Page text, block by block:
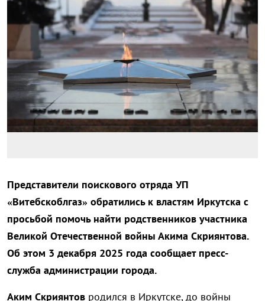
Представители поискового отряда УП
«Витебскоблгаз» обратились к властям Иркутска с
просьбой помочь найти родственников участника
Великой Отечественной войны Акима Скриянтова.
Об этом 3 декабря 2025 года сообщает пресс-
служба администрации города.
Аким Скриянтов родился в Иркутске, до войны